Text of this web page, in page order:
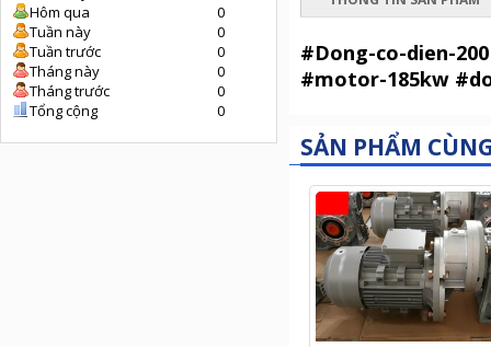
Hôm qua
0
Tuần này
0
Tuần trước
0
Tháng này
0
Tháng trước
0
Tổng cộng
0
#Dong-co-dien-
#motor-185kw
SẢN PHẨM